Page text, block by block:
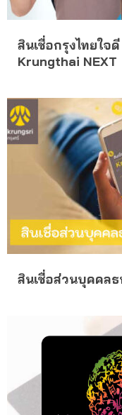
สินเชื่อกรุงไทยใจ
Krungthai NEXT
สินเชื่อส่วนบุคคล